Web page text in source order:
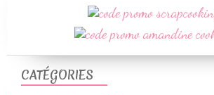
CATÉGORIES